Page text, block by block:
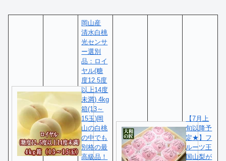
岡山産
清水白桃
光センサ
ー選別
品：ロイ
ヤル(糖
度12.5度
以上14度
未満) 4kg
箱(13～
15玉)岡
山の白桃
の中でも
別格の最
高級品！
【7月上
旬以降予
定★】フ
ルーツ王
国山梨が